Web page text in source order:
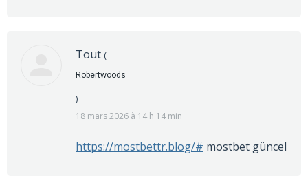
Tout (
Robertwoods
)
18 mars 2026 à 14 h 14 min
https://mostbettr.blog/# mostbet güncel